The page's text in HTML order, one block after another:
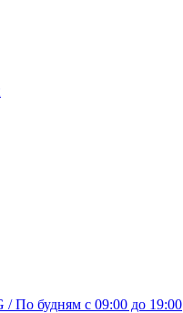
/ По будням c 09:00 до 19:00